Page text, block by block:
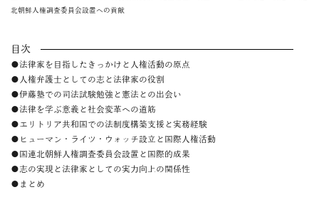
北朝鮮人権調査委員会設置への貢献
目次
●法律家を目指したきっかけと人権活動の原点
●人権弁護士としての志と法律家の役割
●伊藤塾での司法試験勉強と憲法との出会い
●法律を学ぶ意義と社会変革への道筋
●エリトリア共和国での法制度構築支援と実務経験
●ヒューマン・ライツ・ウォッチ設立と国際人権活動
●国連北朝鮮人権調査委員会設置と国際的成果
●志の実現と法律家としての実力向上の関係性
●まとめ